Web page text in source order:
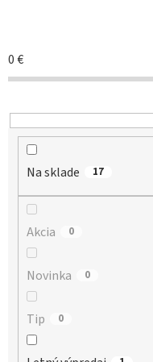
o
d
0€
Na sklade 17
Akcia 0
Novinka 0
Tip 0